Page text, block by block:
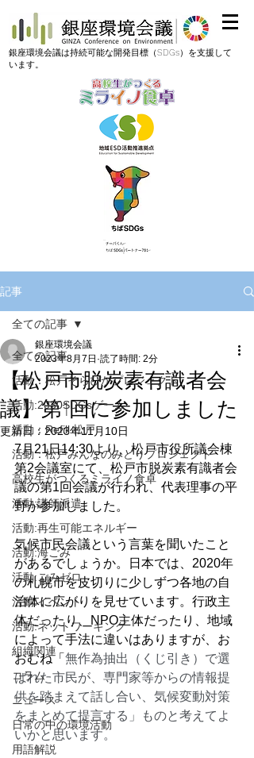
​銀座環境会議は持続可能な開発目標（SDGs）を支援して
います。
記事
全ての記事
活動：松戸そらぴかプロジェクト
活動:2030SDGsゲーム
活動：Refill 松戸
活動：松戸みんなのみどりプロジェクト
高校生がつくるミライノ食卓
活動:講師派遣
活動:再生可能エネルギー
活動:海ごみ
活動:ごみゼロ
活動:イベント
活動:ネットワーキング
組織関連
コラム
ニュース
日常の中の環境活動
用語解説
全ての記事
【松戸市脱炭素有識者会
議】第1回に参加しました
銀座環境会議
2023年8月7日 読了時間: 2分
更新日： 2023年11月10日
7月21日14:30より、松戸市役所議会棟
第2会議室にて、松戸市脱炭素有識者会
議の第1回会議が行われ、代表理事の平
野が参加しました。
気候市民会議という言葉を聞いたこと
があるでしょうか。日本では、2020年
の札幌市を皮切りに少しずつ各地の自
治体に広がりを見せています。行政主
体だったり、NPO主体だったり、地域
によって手法に違いはありますが、お
おむね「 無作為抽出（くじ引き）で選
ばれた市民が、専門家等からの情報提
供を踏まえて話し合い、気候変動対策
をまとめて提言する」ものと考えてよ
いかと思います。